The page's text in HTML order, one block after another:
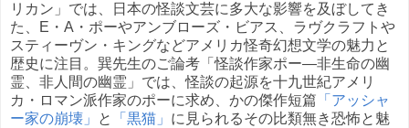
リカン」では、日本の怪談文芸に多大な影響を及ぼしてき
た、E・A・ポーやアンブローズ・ビアス、ラヴクラフトや
スティーヴン・キングなどアメリカ怪奇幻想文学の魅力と
歴史に注目。巽先生のご論考「怪談作家ポー—非生命の幽
霊、非人間の幽霊」では、怪談の起源を十九世紀アメリ
カ・ロマン派作家のポーに求め、かの傑作短篇 「アッシャ
ー家の崩壊」
と 「黒猫」 に見られるその比類無き恐怖と魅